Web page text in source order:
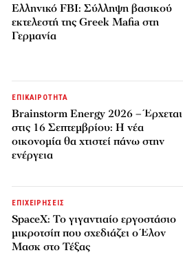
Ελληνικό FBI: Σύλληψη βασικού
εκτελεστή της Greek Mafia στη
Γερμανία
ΕΠΙΚΑΙΡΟΤΗΤΑ
Brainstorm Energy 2026 – Έρχεται
στις 16 Σεπτεμβρίου: Η νέα
οικονομία θα χτιστεί πάνω στην
ενέργεια
ΕΠΙΧΕΙΡΗΣΕΙΣ
SpaceX: Το γιγαντιαίο εργοστάσιο
μικροτσίπ που σχεδιάζει ο Έλον
Μασκ στο Τέξας